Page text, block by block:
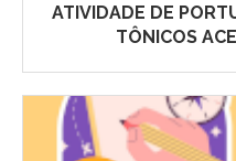
ATIVIDADE DE
TÔNICOS